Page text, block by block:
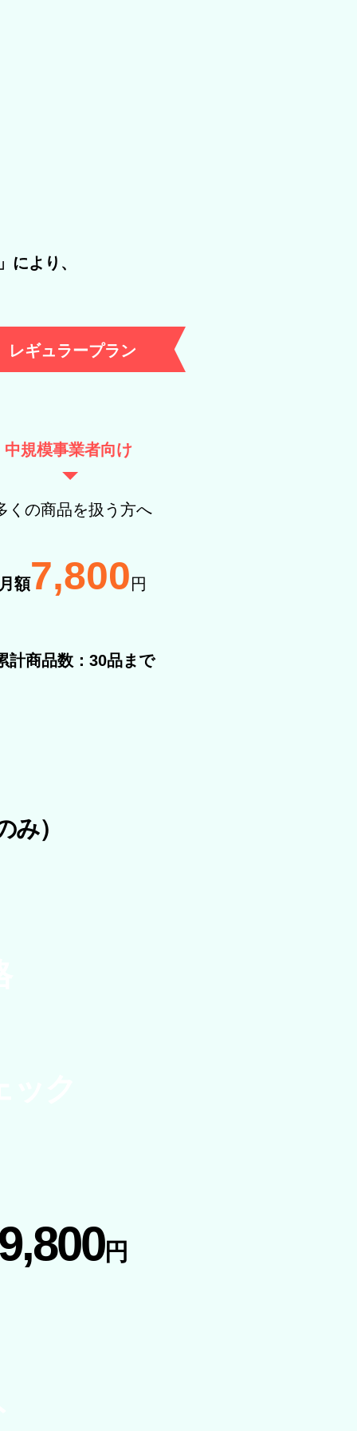
により、
中規模事業者向け
くの商品を扱う方へ
月額7,800 円
計商品数：30品まで
レギュラープラン
み）
円